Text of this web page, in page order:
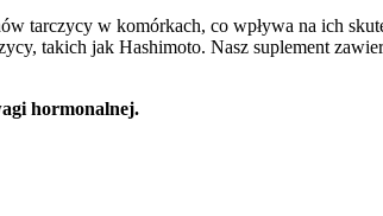
tarczycy w komórkach, co wpływa na ich
takich jak Hashimoto. Nasz suplement
hormonalnej.